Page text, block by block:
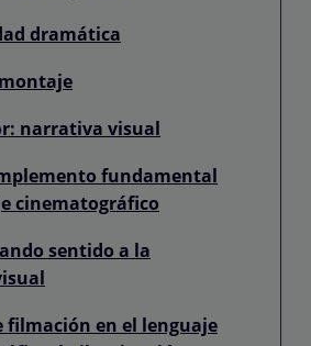
dramática
narrativa visual
fundamental
cinematográfico
sentido a la
filmación en el lenguaje